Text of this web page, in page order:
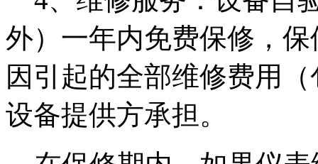
外）一年内免费保修，
因引起的全部维修费用
设备提供方承担。